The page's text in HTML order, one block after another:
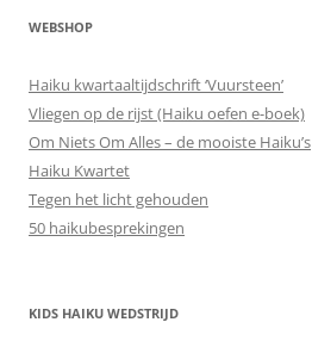
WEBSHOP
Haiku kwartaaltijdschrift ‘Vuursteen’
Vliegen op de rijst (Haiku oefen e-boek)
Om Niets Om Alles – de mooiste Haiku’s
Haiku Kwartet
Tegen het licht gehouden
50 haikubesprekingen
KIDS HAIKU WEDSTRIJD